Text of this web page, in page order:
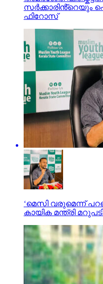
സർക്കാരിൻ്റെയും
ഫിറോസ്
‘മെസി വരുമെന്ന്
കായിക മന്ത്രി